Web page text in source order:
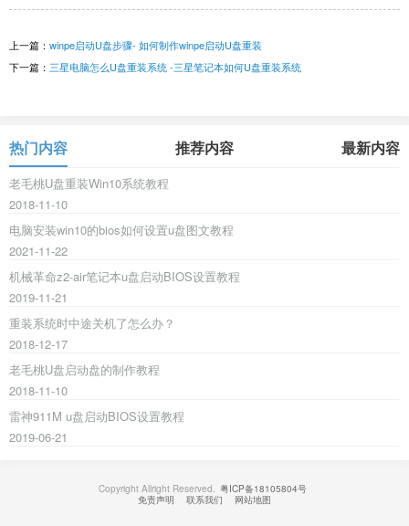
上一篇： winpe启动U盘步骤- 如何制作winpe启动U盘重装
下一篇： 三星电脑怎么U盘重装系统 -三星笔记本如何U盘重装系统
热门内容 推荐内容 最新内容
老毛桃U盘重装Win10系统教程
2018-11-10
电脑安装win10的bios如何设置u盘图文教程
2021-11-22
机械革命z2-air笔记本u盘启动BIOS设置教程
2019-11-21
重装系统时中途关机了怎么办？
2018-12-17
老毛桃U盘启动盘的制作教程
2018-11-10
雷神911M u盘启动BIOS设置教程
2019-06-21
Copyright Allright Reserved.
粤ICP备18105804号
免责声明
联系我们 网站地图